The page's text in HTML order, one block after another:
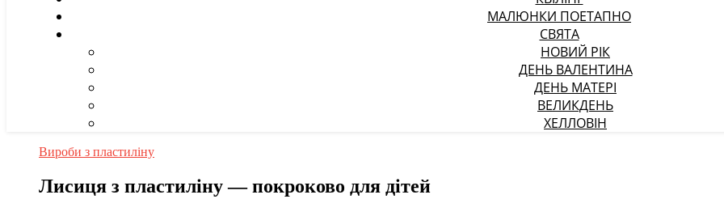
МАЛЮНКИ ПОЕТАПНО
СВЯТА
НОВИЙ РІК
ДЕНЬ ВАЛЕНТИНА
ДЕНЬ МАТЕРІ
ВЕЛИКДЕНЬ
ХЕЛЛОВІН
Вироби з пластиліну
Лисиця з пластиліну — покроково для дітей